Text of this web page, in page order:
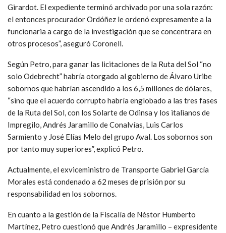
Girardot. El expediente terminó archivado por una sola razón:
el entonces procurador Ordóñez le ordenó expresamente a la
funcionaria a cargo de la investigación que se concentrara en
otros procesos”, aseguró Coronell.
Según Petro, para ganar las licitaciones de la Ruta del Sol “no
solo Odebrecht” habría otorgado al gobierno de Álvaro Uribe
sobornos que habrían ascendido a los 6,5 millones de dólares,
“sino que el acuerdo corrupto habría englobado a las tres fases
de la Ruta del Sol, con los Solarte de Odinsa y los italianos de
Impregilo, Andrés Jaramillo de Conalvías, Luis Carlos
Sarmiento y José Elías Melo del grupo Aval. Los sobornos son
por tanto muy superiores”, explicó Petro.
Actualmente, el exviceministro de Transporte Gabriel García
Morales está condenado a 62 meses de prisión por su
responsabilidad en los sobornos.
En cuanto a la gestión de la Fiscalía de Néstor Humberto
Martínez, Petro cuestionó que Andrés Jaramillo – expresidente